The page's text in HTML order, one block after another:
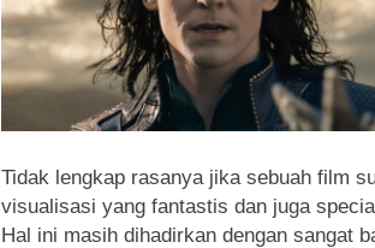
Tidak lengkap rasanya jika sebuah film
visualisasi yang fantastis dan juga
Hal ini masih dihadirkan dengan sangat